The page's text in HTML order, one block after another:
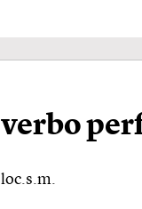
verbo
loc.s.m.